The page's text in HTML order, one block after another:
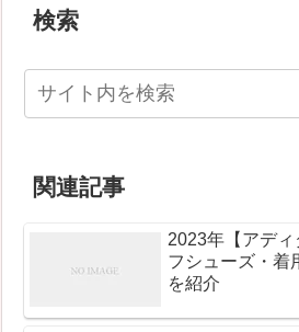
検索
関連記事
2023年【アデ
フシューズ・着
を紹介